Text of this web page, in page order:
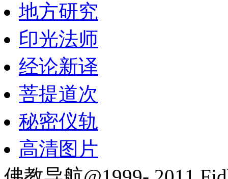
地方研究
印光法师
经论新译
菩提道次
秘密仪轨
高清图片